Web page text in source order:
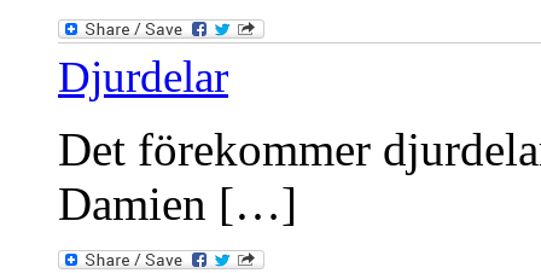
Djurdelar
Det förekommer
Damien […]